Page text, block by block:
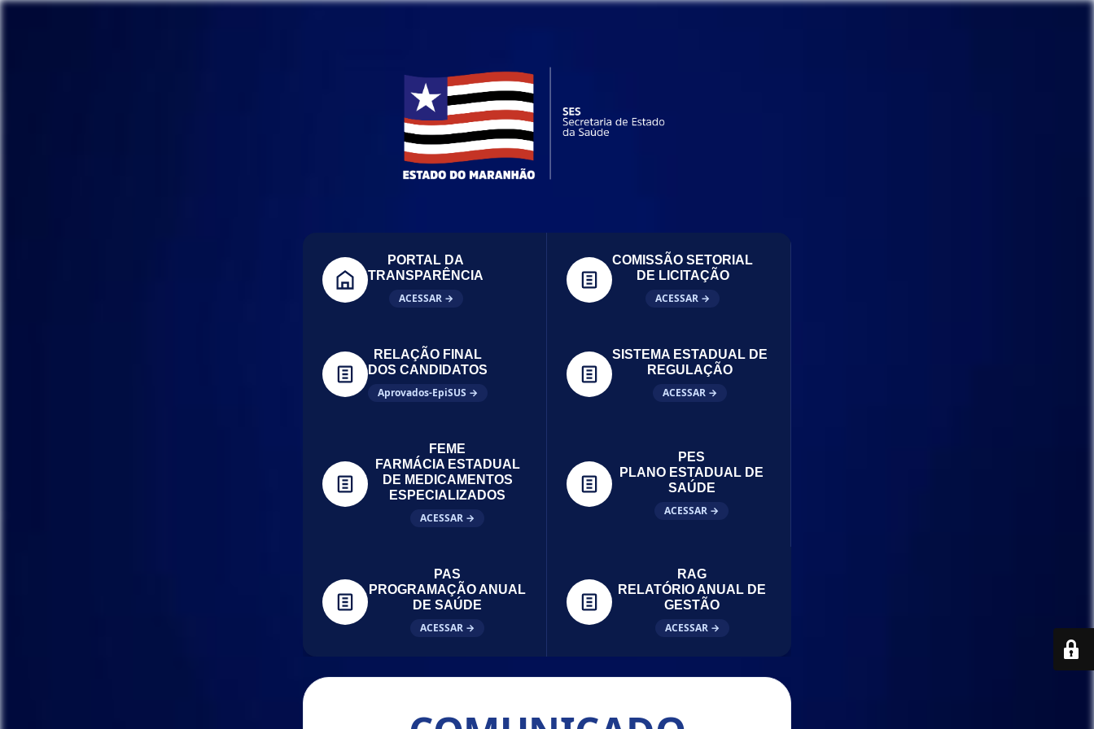
PORTAL DA
TRANSPARÊNCIA
ACESSAR →
COMISSÃO SETORIAL
DE LICITAÇÃO
ACESSAR →
RELAÇÃO FINAL
DOS CANDIDATOS
Aprovados-EpiSUS →
SISTEMA ESTADUAL DE
REGULAÇÃO
ACESSAR →
FEME
FARMÁCIA ESTADUAL
DE MEDICAMENTOS
ESPECIALIZADOS
ACESSAR →
PES
PLANO ESTADUAL DE
SAÚDE
ACESSAR →
PAS
PROGRAMAÇÃO ANUAL
DE SAÚDE
ACESSAR →
RAG
RELATÓRIO ANUAL DE
GESTÃO
ACESSAR →